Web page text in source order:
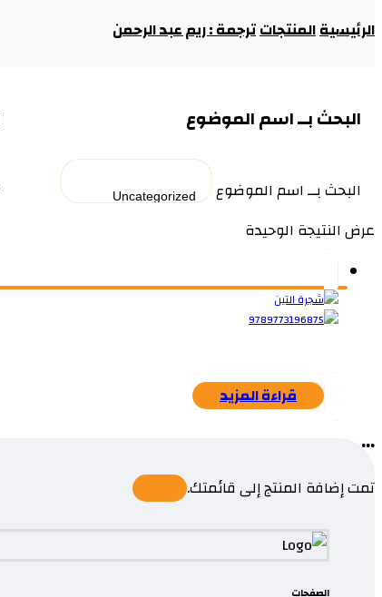
الرئيسيةالمنتجاتترجمة : ريم عبد الرحمن
البحث بــ اسم الموضوع
البحث بــ اسم الموضوع
عرض النتيجة الوحيدة
قراءة المزيد
...
تمت إضافة المنتج إلى قائمتك.
الصفحات